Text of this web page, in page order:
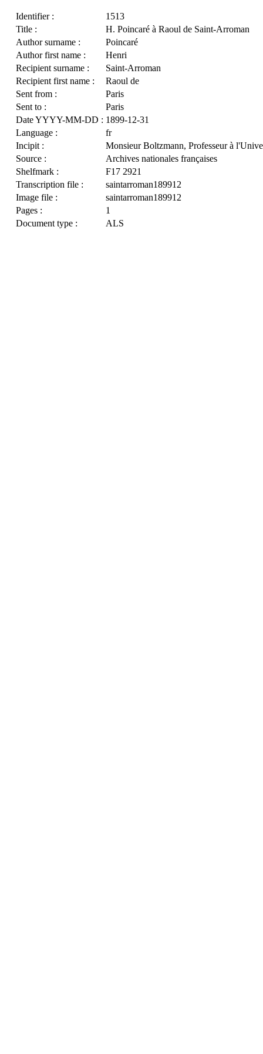
Identifier :
1513
Title :
H. Poincaré à Raoul de Saint-Arroman
Author surname :
Poincaré
Author first name :
Henri
Recipient surname :
Saint-Arroman
Recipient first name :
Raoul de
Sent from :
Paris
Sent to :
Paris
Date YYYY-MM-DD : 1899-12-31
Language :
fr
Incipit :
Monsieur Boltzmann, Professeur à
Source :
Archives nationales françaises
Shelfmark :
F17 2921
Transcription file :
saintarroman189912
Image file :
saintarroman189912
Pages :
1
Document type :
ALS